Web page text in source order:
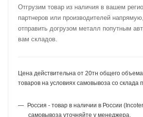
Отгрузим товар из наличия в вашем
партнеров или производителей
отправить догрузом металл попутным
вам складов.
Цена действительна от 20тн общего объема
товаров на условиях самовывоза со склада
Россия - товар в наличии в России
самовывоза уточняйте у менеджера.